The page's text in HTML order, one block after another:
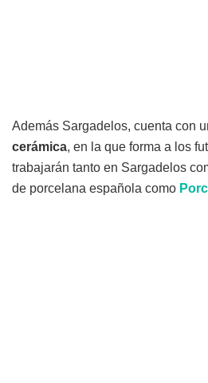
Además Sargadelos, cuenta con
cerámica, en la que forma a los
trabajarán tanto en Sargadelos
de porcelana española como